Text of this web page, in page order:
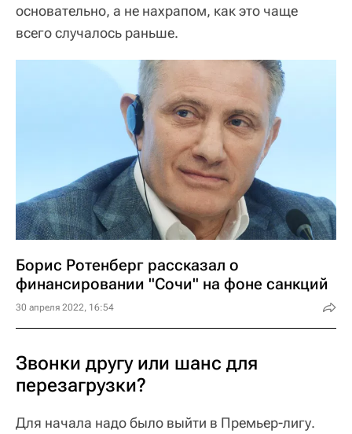
основательно, а не нахрапом, как это чаще
всего случалось раньше.
Борис Ротенберг рассказал о
финансировании "Сочи" на фоне санкций
30 апреля 2022, 16:54
Звонки другу или шанс для
перезагрузки?
Для начала надо было выйти в Премьер-лигу.